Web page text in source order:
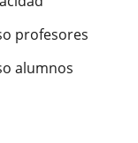
profesores
alumnos